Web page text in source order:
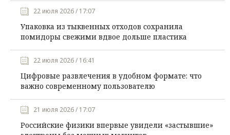
22 июля 2026 / 17:07
Упаковка из тыквенных отходов сохранила
помидоры свежими вдвое дольше пластика
22 июля 2026 / 16:41
Цифровые развлечения в удобном формате: что
важно современному пользователю
21 июля 2026 / 17:07
Российские физики впервые увидели «застывшие»